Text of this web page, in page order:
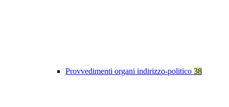
Provvedimenti organi indirizzo-politico 38